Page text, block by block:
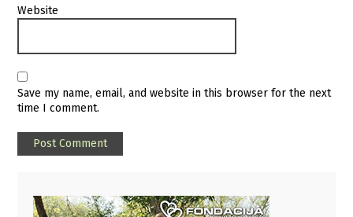
Website
Save my name, email, and website in this browser for the next
time I comment.